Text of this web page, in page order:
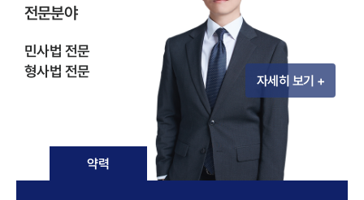
전문분야
민사법 전문
형사법 전문
자세히 보기 +
약력